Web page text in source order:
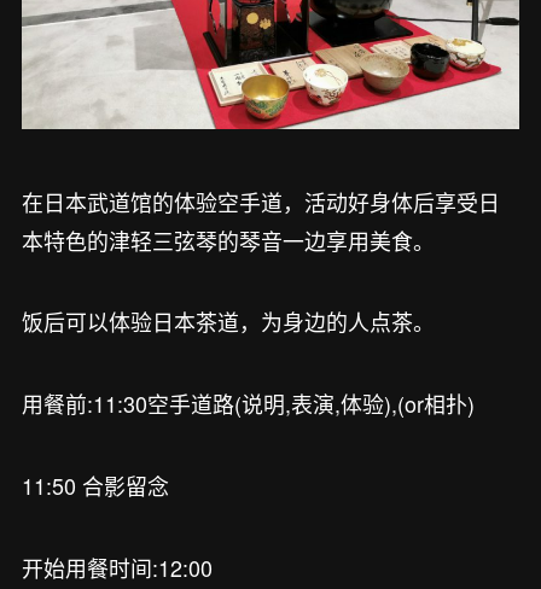
在日本武道馆的体验空手道，活动好身体后享受日
本特色的津轻三弦琴的琴音一边享用美食。
饭后可以体验日本茶道，为身边的人点茶。
用餐前:11:30空手道路(说明,表演,体验),(or相扑)
11:50 合影留念
开始用餐时间:12:00